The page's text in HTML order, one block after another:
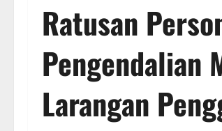
Ratusan
Pengendalian
Larangan